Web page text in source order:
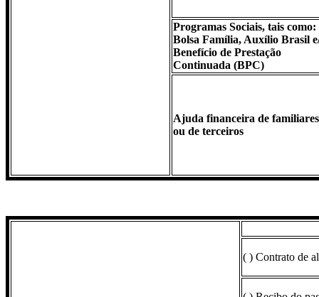
Programas Sociais, tais como:
Bolsa Família, Auxílio Brasil
Benefício de Prestação
Continuada (BPC)
Ajuda financeira de familiares
ou de terceiros
( ) Contrato de